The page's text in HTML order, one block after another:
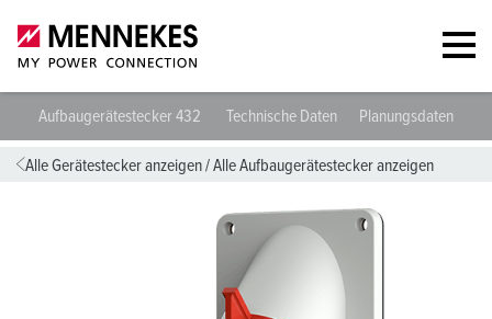
Aufbaugerätestecker 432 Technische Daten Planungsdaten &
Alle Gerätestecker anzeigen/Alle Aufbaugerätestecker anzeigen